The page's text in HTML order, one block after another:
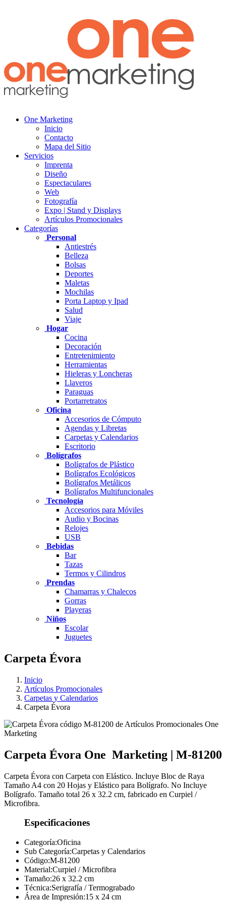
One Marketing
Inicio
Contacto
Mapa del Sitio
Servicios
Imprenta
Diseño
Espectaculares
Web
Fotografía
Expo | Stand y Displays
Artículos Promocionales
Categorías
Personal
Antiestrés
Belleza
Bolsas
Deportes
Maletas
Mochilas
Porta Laptop y Ipad
Salud
Viaje
Hogar
Cocina
Decoración
Entretenimiento
Herramientas
Hieleras y Loncheras
Llaveros
Paraguas
Portarretratos
Oficina
Accesorios de Cómputo
Agendas y Libretas
Carpetas y Calendarios
Escritorio
Bolígrafos
Bolígrafos de Plástico
Bolígrafos Ecológicos
Bolígrafos Metálicos
Bolígrafos Multifuncionales
Tecnología
Accesorios para Móviles
Audio y Bocinas
Relojes
USB
Bebidas
Bar
Tazas
Termos y Cilindros
Prendas
Chamarras y Chalecos
Gorras
Playeras
Niños
Escolar
Juguetes
Carpeta Évora
Inicio
Artículos Promocionales
Carpetas y Calendarios
Carpeta Évora
Carpeta Évora One Marketing | M-81200
Carpeta Évora con Carpeta con Elástico. Incluye Bloc de Raya
Tamaño A4 con 20 Hojas y Elástico para Bolígrafo. No Incluye
Bolígrafo. Tamaño total 26 x 32.2 cm, fabricado en Curpiel /
Microfibra.
Especificaciones
Categoría:Oficina
Sub Categoría:Carpetas y Calendarios
Código:M-81200
Material:Curpiel / Microfibra
Tamaño:26 x 32.2 cm
Técnica:Serigrafía / Termograbado
Área de Impresión:15 x 24 cm